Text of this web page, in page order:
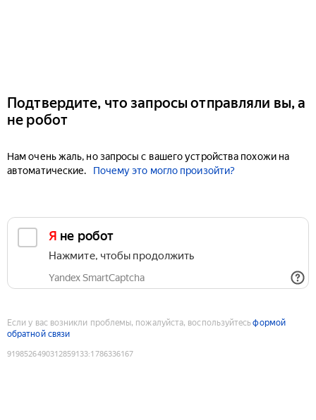
Подтвердите, что запросы отправляли вы, а
не робот
Нам очень жаль, но запросы с вашего устройства похожи на
автоматические.
Почему это могло произойти?
Я не робот
Нажмите, чтобы продолжить
Yandex SmartCaptcha
Если у вас возникли проблемы, пожалуйста, воспользуйтесьформой
обратной связи
9198526490312859133:1786336167